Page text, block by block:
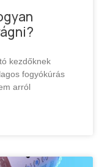
kezdőknek
fogyókúrás
arról